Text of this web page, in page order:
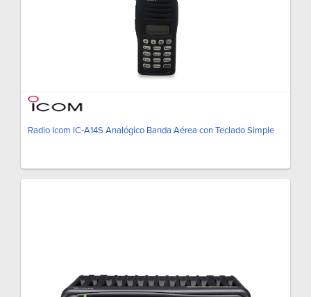
Radio Icom IC-A14S Analógico Banda Aérea con Teclado Simple